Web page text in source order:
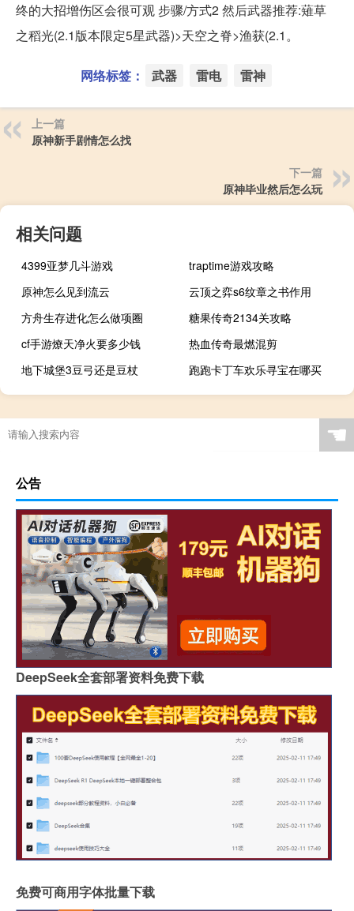
终的大招增伤区会很可观 步骤/方式2 然后武器推荐:薙草
之稻光(2.1版本限定5星武器)>天空之脊>渔获(2.1。
网络标签： 武器 雷电 雷神
上一篇
原神新手剧情怎么找
下一篇
原神毕业然后怎么玩
相关问题
4399亚梦几斗游戏
traptime游戏攻略
原神怎么见到流云
云顶之弈s6纹章之书作用
方舟生存进化怎么做项圈
糖果传奇2134关攻略
cf手游燎天净火要多少钱
热血传奇最燃混剪
地下城堡3豆弓还是豆杖
跑跑卡丁车欢乐寻宝在哪买
☚
公告
DeepSeek全套部署资料免费下载
免费可商用字体批量下载